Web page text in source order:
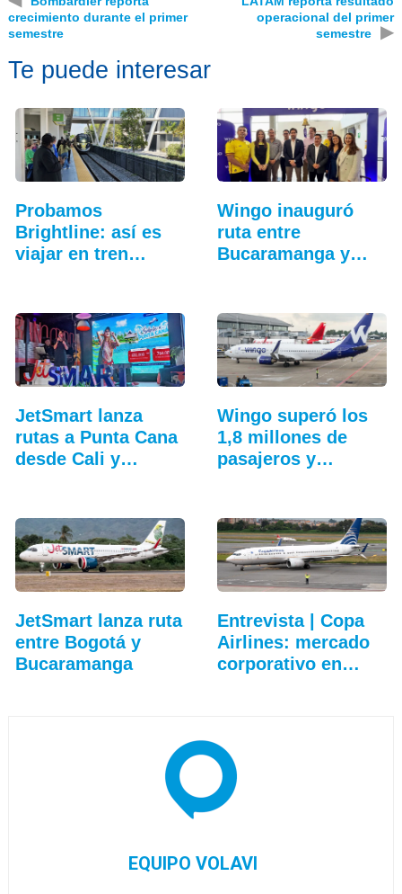
crecimiento durante el primer
semestre
operacional del primer
semestre
▶
Te puede interesar
Probamos
Brightline: así es
viajar en tren
Wingo inauguró
ruta entre
Bucaramanga y
JetSmart lanza
rutas a Punta Cana
desde Cali y
Wingo superó los
1,8 millones de
pasajeros y
JetSmart lanza ruta
entre Bogotá y
Bucaramanga
Entrevista | Copa
Airlines: mercado
corporativo en…
EQUIPO VOLAVI